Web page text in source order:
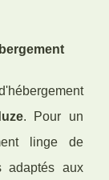
. Pour un
linge de
adaptés aux